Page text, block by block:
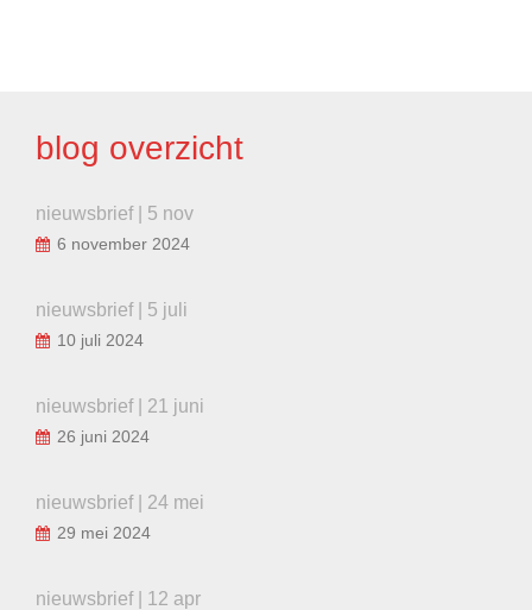
blog overzicht
nieuwsbrief | 5 nov
6 november 2024
nieuwsbrief | 5 juli
10 juli 2024
nieuwsbrief | 21 juni
26 juni 2024
nieuwsbrief | 24 mei
29 mei 2024
nieuwsbrief | 12 apr